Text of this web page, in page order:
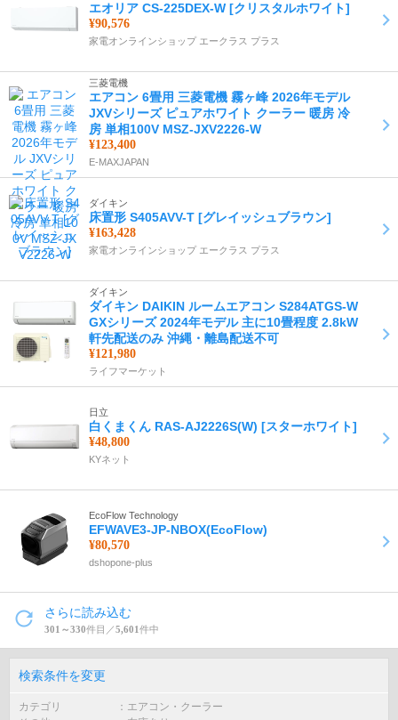
エオリア CS-225DEX-W [クリスタルホワイト]
¥90,576
家電オンラインショップ エークラス プラス
三菱電機
エアコン 6畳用 三菱電機 霧ヶ峰 2026年モデル
JXVシリーズ ピュアホワイト クーラー 暖房 冷
房 単相100V MSZ-JXV2226-W
¥123,400
E-MAXJAPAN
ダイキン
床置形 S405AVV-T [グレイッシュブラウン]
¥163,428
家電オンラインショップ エークラス プラス
ダイキン
ダイキン DAIKIN ルームエアコン S284ATGS-W
GXシリーズ 2024年モデル 主に10畳程度 2.8kW
軒先配送のみ 沖縄・離島配送不可
¥121,980
ライフマーケット
日立
白くまくん RAS-AJ2226S(W) [スターホワイト]
¥48,800
KYネット
EcoFlow Technology
EFWAVE3-JP-NBOX(EcoFlow)
¥80,570
dshopone-plus
さらに読み込む
301～330件目／5,601件中
検索条件を変更
カテゴリ
エアコン・クーラー